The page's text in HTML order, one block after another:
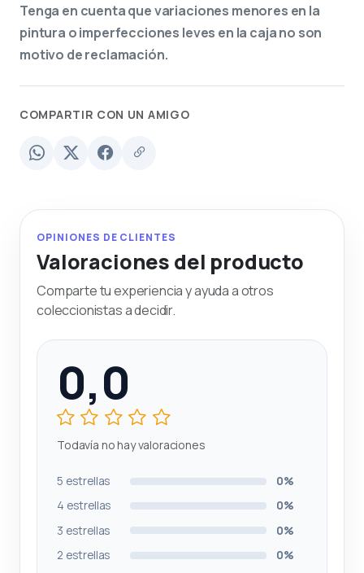
Tenga en cuenta que variaciones menores en la
pintura o imperfecciones leves en la caja no son
motivo de reclamación.
COMPARTIR CON UN AMIGO
OPINIONES DE CLIENTES
Valoraciones del producto
Comparte tu experiencia y ayuda a otros
coleccionistas a decidir.
0,0
Todavía no hay valoraciones
5 estrellas
0%
4 estrellas
0%
3 estrellas
0%
2 estrellas
0%